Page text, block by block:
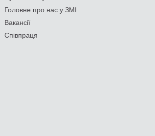
Головне про нас у ЗМІ
Вакансії
Співпраця